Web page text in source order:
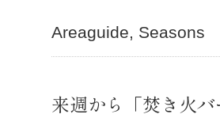
Areaguide Seasons
来週から「焚き火